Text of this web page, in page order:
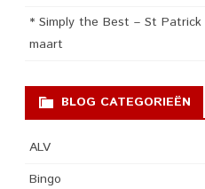
* Simply the Best – St
maart
BLOG CATEGORIEËN
ALV
Bingo